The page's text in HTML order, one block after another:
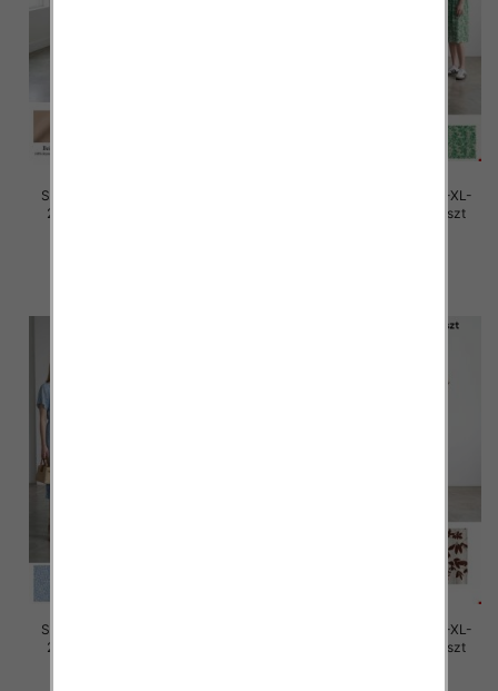
Sukienki damskie Roz M/L-XL-
2XL, Mix Kolor Paczka 12 szt
Sukienki damskie Roz M/L-XL-
2XL, Mix Kolor Paczka 12 szt
Sukienki damskie Roz M/L-XL-
2XL, Mix Kolor Paczka 12 szt
Sukienki damskie Roz M/L-XL-
2XL, Mix Kolor Paczka 12 szt